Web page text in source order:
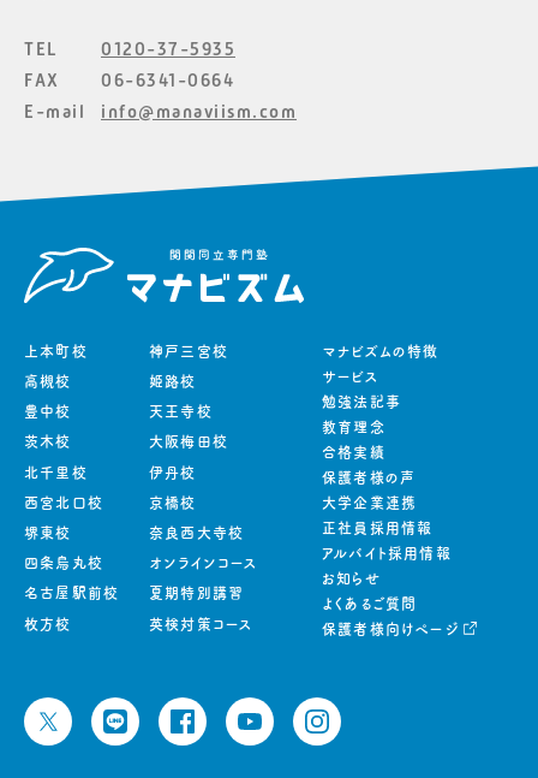
TEL
0120-37-5935
FAX
06-6341-0664
E-mail
info@manaviism.com
上本町校
高槻校
豊中校
茨木校
北千里校
西宮北口校
堺東校
四条烏丸校
名古屋駅前校
枚方校
神戸三宮校
姫路校
天王寺校
大阪梅田校
伊丹校
京橋校
奈良西大寺校
オンラインコース
夏期特別講習
英検対策コース
マナビズムの特徴
サービス
勉強法記事
教育理念
合格実績
保護者様の声
大学企業連携
正社員採用情報
アルバイト採用情報
お知らせ
よくあるご質問
保護者様向けページ